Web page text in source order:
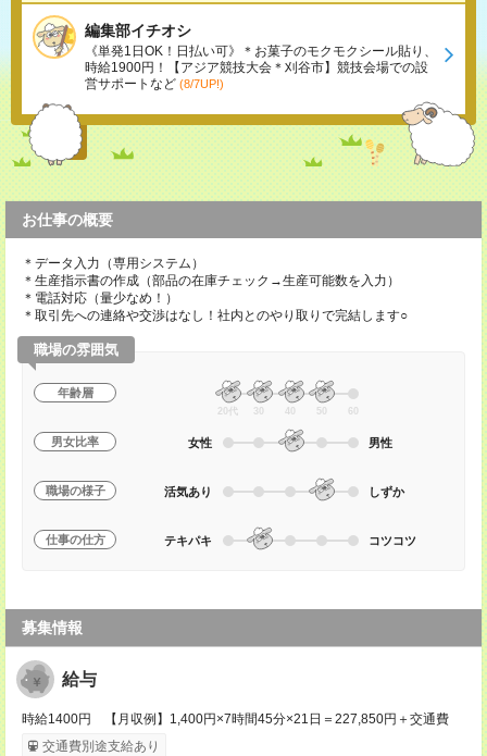
編集部イチオシ
《単発1日OK！日払い可》＊お菓子のモクモクシール貼り、
時給1900円！【アジア競技大会＊刈谷市】競技会場での設
営サポートなど (8/7UP!)
お仕事の概要
＊データ入力（専用システム）
＊生産指示書の作成（部品の在庫チェック→生産可能数を入力）
＊電話対応（量少なめ！）
＊取引先への連絡や交渉はなし！社内とのやり取りで完結します○
職場の雰囲気
年齢層
20代 30 40 50 60
男女比率 女性 男性
職場の様子 活気あり しずか
仕事の仕方 テキパキ コツコツ
募集情報
給与
時給1400円 【月収例】1,400円×7時間45分×21日＝227,850円＋交通費
交通費別途支給あり